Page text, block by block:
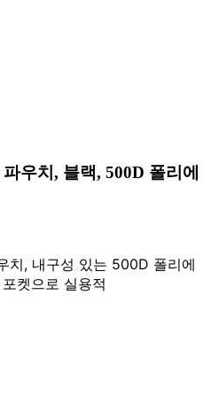
우치, 블랙, 500D 폴리에
치, 내구성 있는 500D 폴리에
켓으로 실용적